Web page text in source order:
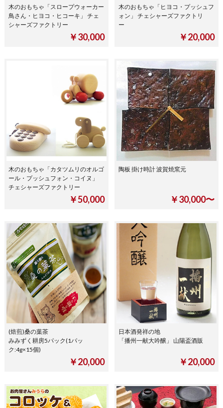
木のおもちゃ「スロープウォーカー
鳥さん・ヒヨコ・ヒコーキ」 チェ
シャーズファクトリー
￥30,000
木のおもちゃ「ヒヨコ・プッシュフ
ォン」 チェシャーズファクトリ
ー
￥20,000
木のおもちゃ「カタツムリのオルゴ
ール・プッシュフォン・コイヌ」
チェシャーズファクトリー
￥50,000
陶板 掛け時計 波賀焼窯元
￥30,000〜
(焙煎)桑の葉茶
みみずく耕房5パック(1パッ
ク:4g×15個)
￥20,000
日本酒発祥の地
「播州一献大吟醸」 山陽盃酒販
￥20,000